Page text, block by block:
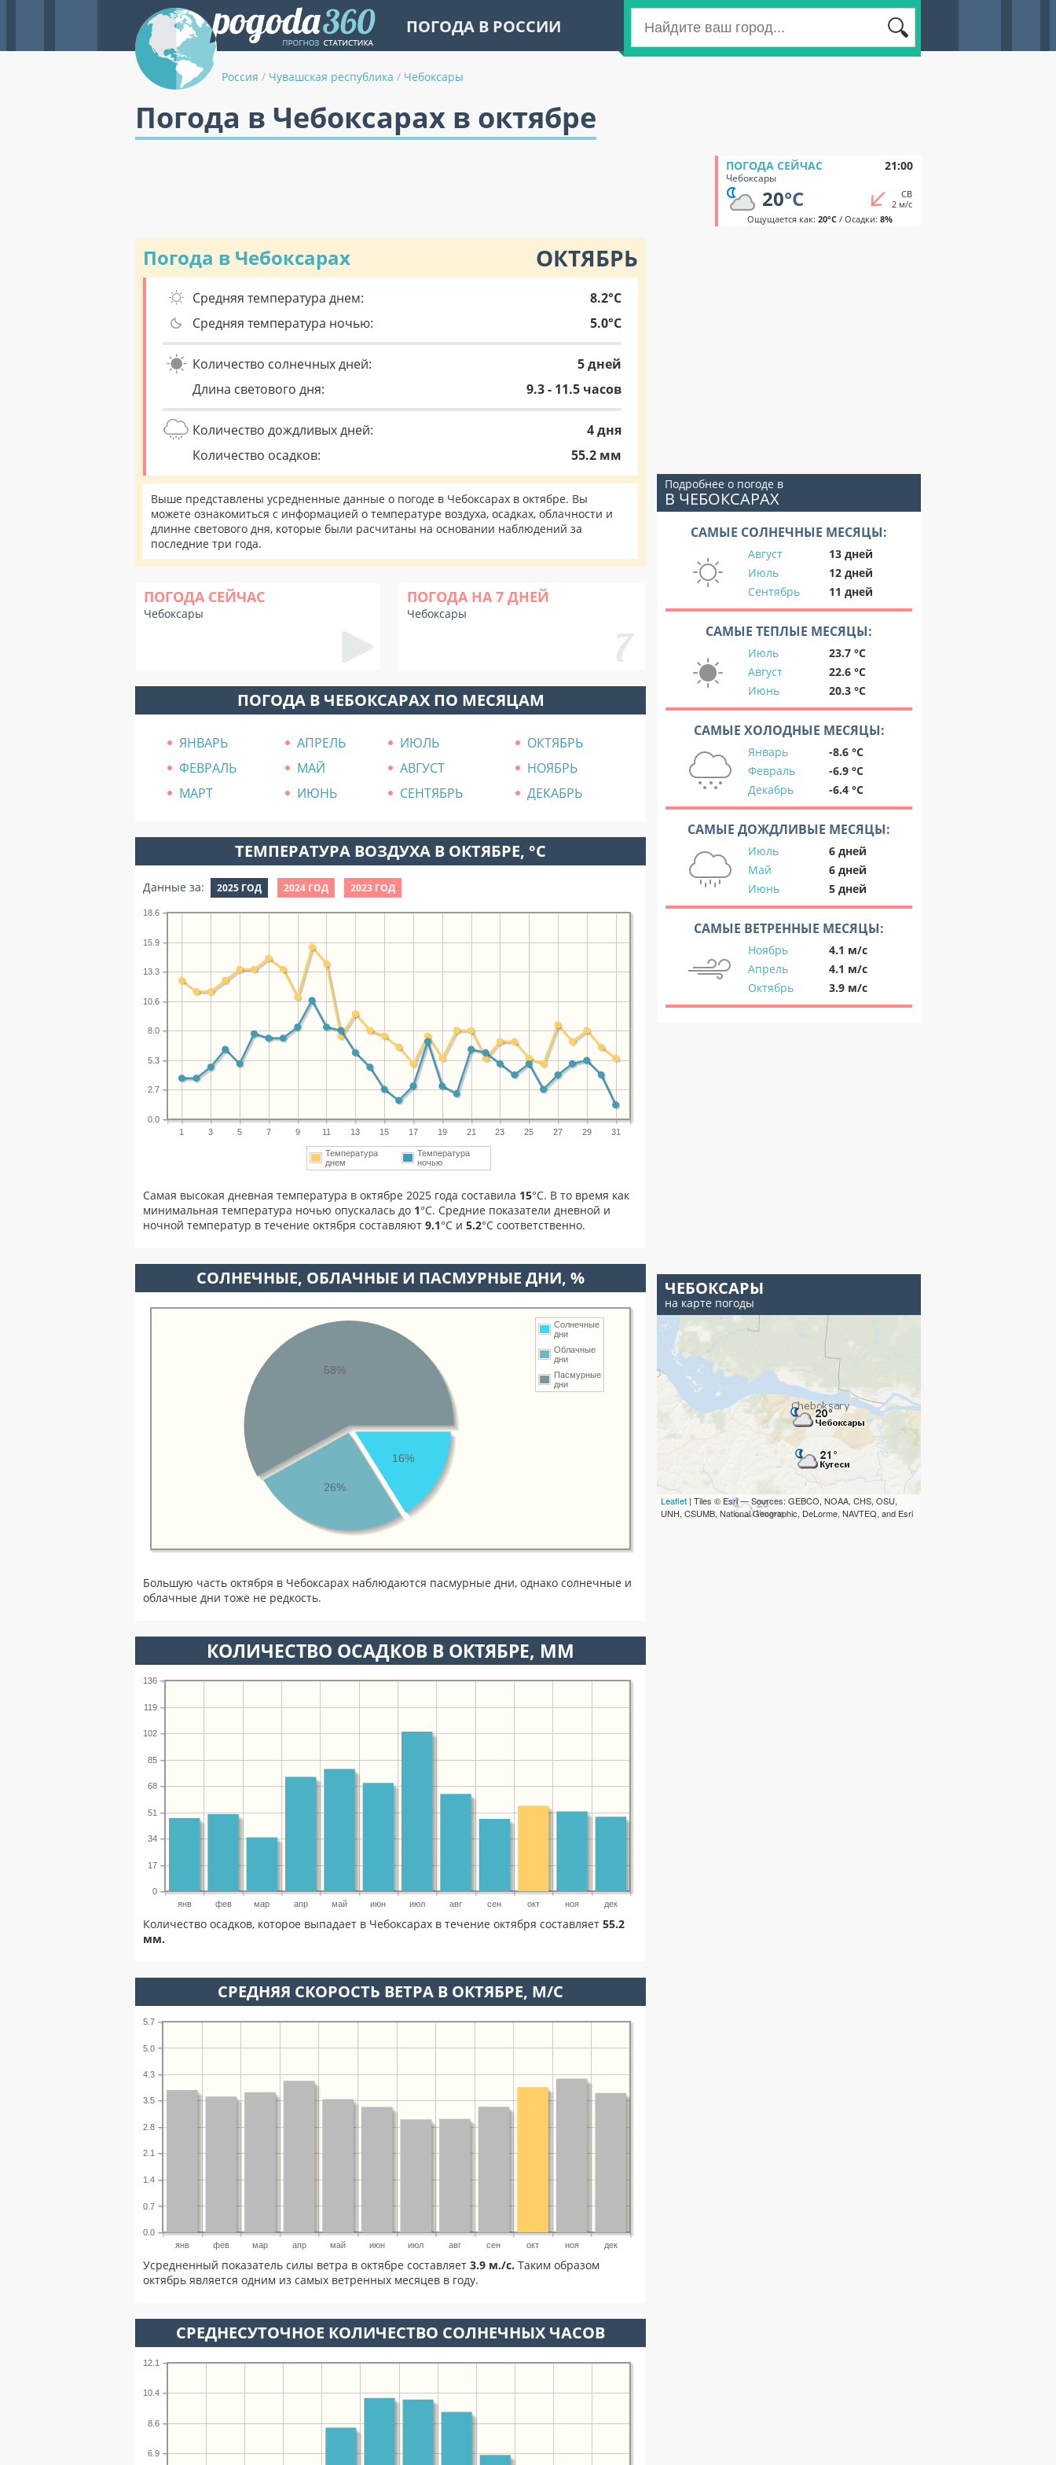
ПОГОДА В РОССИИ
Россия / Чувашская республика / Чебоксары
Погода в Чебоксарах в октябре
ПОГОДА СЕЙЧАС 21:00
Чебоксары
20°C
СВ
2 м/с
Ощущается как: 20°C/ Осадки: 8%
Погода в Чебоксарах ОКТЯБРЬ
Средняя температура днем:
8.2°C
Средняя температура ночью:
5.0°C
Количество солнечных дней:
5 дней
Длина светового дня:
9.3 - 11.5 часов
Количество дождливых дней:
4 дня
Количество осадков:
55.2 мм
Выше представлены усредненные данные о погоде в Чебоксарах в октябре. Вы
можете ознакомиться с информацией о температуре воздуха, осадках, облачности и
длинне светового дня, которые были расчитаны на основании наблюдений за
последние три года.
ПОГОДА СЕЙЧАС
Чебоксары
ПОГОДА НА 7 ДНЕЙ
Чебоксары
ПОГОДА В ЧЕБОКСАРАХ ПО МЕСЯЦАМ
ЯНВАРЬ АПРЕЛЬ ИЮЛЬ
ОКТЯБРЬ
ФЕВРАЛЬ
МАЙ АВГУСТ
НОЯБРЬ
МАРТ
ИЮНЬ СЕНТЯБРЬ ДЕКАБРЬ
ТЕМПЕРАТУРА ВОЗДУХА В ОКТЯБРЕ, °C
Данные за: 2025 ГОД 2024 ГОД 2023 ГОД
1 3 5 7 9 11 13 15 17 19 21 23 25 27 29 31
0.0
2.7
5.3
8.0
10.6
13.3
15.9
18.6
Температура
днем
Температура
ночью
Самая высокая дневная температура в октябре 2025 года составила 15°С. В то время как
минимальная температура ночью опускалась до 1°C. Средние показатели дневной и
ночной температур в течение октября составляют 9.1°С и 5.2°С соответственно.
CОЛНЕЧНЫЕ, ОБЛАЧНЫЕ И ПАСМУРНЫЕ ДНИ, %
Солнечные
дни
Облачные
дни
Пасмурные
дни
16%
26%
58%
Большую часть октября в Чебоксарах наблюдаются пасмурные дни, однако солнечные и
облачные дни тоже не редкость.
КОЛИЧЕСТВО ОСАДКОВ В ОКТЯБРЕ, ММ
янв фев мар апр май июн июл авг сен окт ноя дек
0
17
34
51
68
85
102
119
136
Количество осадков, которое выпадает в Чебоксарах в течение октября составляет 55.2
мм.
СРЕДНЯЯ СКОРОСТЬ ВЕТРА В ОКТЯБРЕ, М/С
янв фев мар апр май июн июл авг сен окт ноя дек
0.0
0.7
1.4
2.1
2.8
3.5
4.3
5.0
5.7
Усредненный показатель силы ветра в октябре составляет 3.9 м./с. Таким образом
октябрь является одним из самых ветренных месяцев в году.
СРЕДНЕСУТОЧНОЕ КОЛИЧЕСТВО СОЛНЕЧНЫХ ЧАСОВ
6.9
8.6
10.4
12.1
Подробнее о погоде в
В ЧЕБОКСАРАХ
САМЫЕ СОЛНЕЧНЫЕ МЕСЯЦЫ:
Август
13 дней
Июль
12 дней
Сентябрь
11 дней
САМЫЕ ТЕПЛЫЕ МЕСЯЦЫ:
Июль
23.7 °C
Август
22.6 °C
Июнь
20.3 °C
САМЫЕ ХОЛОДНЫЕ МЕСЯЦЫ:
Январь
-8.6 °C
Февраль
-6.9 °C
Декабрь
-6.4 °C
САМЫЕ ДОЖДЛИВЫЕ МЕСЯЦЫ:
Июль
6 дней
Май
6 дней
Июнь
5 дней
САМЫЕ ВЕТРЕННЫЕ МЕСЯЦЫ:
Ноябрь
4.1 м/с
Апрель
4.1 м/с
Октябрь
3.9 м/с
ЧЕБОКСАРЫ
на карте погоды
Leaflet | Tiles © Esri — Sources: GEBCO, NOAA, CHS, OSU,
UNH, CSUMB, National Geographic, DeLorme, NAVTEQ, and Esri